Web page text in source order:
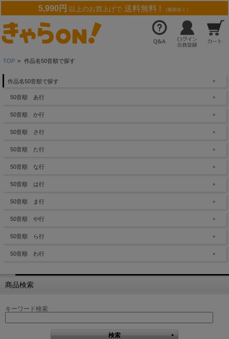
5,990円 以上のお買上げで 送料無料 ! （離島除く）
TOP > 作品名50音順で探す
作品名50音順で探す
50音順 あ行
50音順 か行
50音順 さ行
50音順 た行
50音順 な行
50音順 は行
50音順 ま行
50音順 や行
50音順 ら行
50音順 わ行
商品検索
キーワード検索